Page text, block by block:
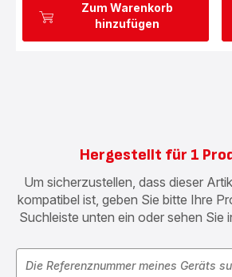
Zum Warenkorb
hinzufügen
Hergestellt für 1
Um sicherzustellen, dass dieser
kompatibel ist, geben Sie bitte Ihre
Suchleiste unten ein oder sehen Sie